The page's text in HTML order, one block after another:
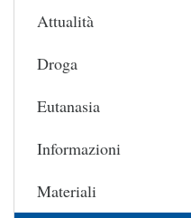
Attualità
Droga
Eutanasia
Informazioni
Materiali